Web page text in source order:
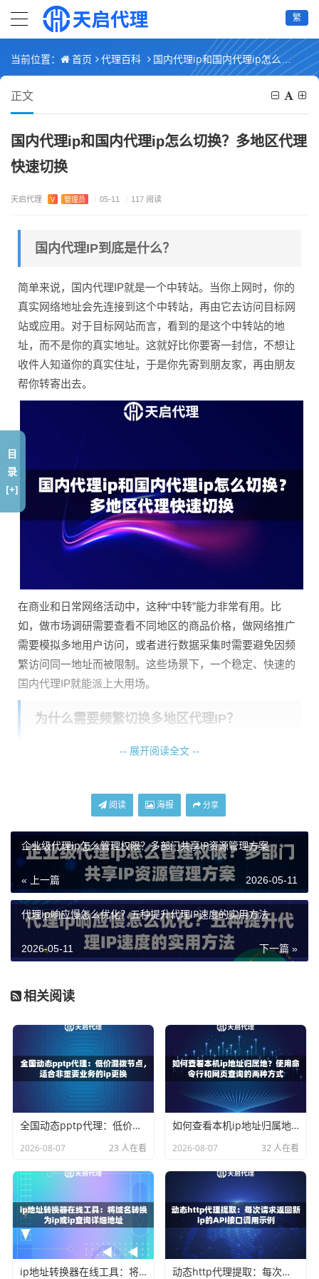
繁
当前位置： 首页 代理百科 国内代理ip和国内代理ip怎么切换？多地区代理快速切换
正文
国内代理ip和国内代理ip怎么切换？多地区代理
快速切换
天启代理 V 管理员 / 05-11 / 117 阅读
国内代理IP到底是什么？
简单来说，国内代理IP就是一个中转站。当你上网时，你的
真实网络地址会先连接到这个中转站，再由它去访问目标网
站或应用。对于目标网站而言，看到的是这个中转站的地
址，而不是你的真实地址。这就好比你要寄一封信，不想让
收件人知道你的真实住址，于是你先寄到朋友家，再由朋友
帮你转寄出去。
在商业和日常网络活动中，这种“中转”能力非常有用。比
如，做市场调研需要查看不同地区的商品价格，做网络推广
需要模拟多地用户访问，或者进行数据采集时需要避免因频
繁访问同一地址而被限制。这些场景下，一个稳定、快速的
国内代理IP就能派上大用场。
为什么需要频繁切换多地区代理IP？
单一地区的IP地址在完成某些特定任务时，局限性会很快显
用户IP所在地，展示不同的内容、价格或服务。如果你想获
得全面、客观的信息，就必须模拟来自不同地区的访问。
另一个核心问题是“访问限制”。无论是出于安全考虑还是反
爬虫机制，网站对来自同一IP地址的频繁请求都非常敏感，
轻则要求验证，重则直接封禁。这时，通过切换不同地区、
不同线路的代理IP，可以有效分散请求，让操作行为看起来
更像来自全国各地的普通用户，从而大幅降低被识别和封锁
，保证业务流程的顺畅进行。
P效率极低，对于需要大量IP支持的业务来说完全不现实。
我们主要讨论通过API接口进行自动化切换的方法，这也是
目前最高效、最主流的解决方案。
其核心流程是：通过服务商提供的API接口，按需提取一个
或多个代理IP，然后在你的程序或脚本中设置使用这些IP。
当一个IP使用达到预设时间或完成特定任务后，再次调用API
获取新IP，循环往复。这个过程可以完全自动化，实现毫秒
级的切换速度。
一个优质的代理IP服务商会提供稳定、快速的API，并允许你
自定义提取参数，比如指定IP的存活时长、指定提取的地理
位置（城市级）、IP协议类型等。这让你能精准地控制IP
池，满足业务对地域、时效和稳定性的不同要求。
-- 展开阅读全文 --
阅读 海报 分享
企业级代理ip怎么管理权限？多部门共享IP资源管理方案
« 上一篇 2026-05-11
代理ip响应慢怎么优化？五种提升代理IP速度的实用方法
下一篇 »
2026-05-11
相关阅读
全国动态pptp代理：低价混拨节点，适合非重要业务的ip更换
2026-08-07 23 人在看
如何查看本机ip地址归属地？使用命令行和网页查询的两种方式
2026-08-07 32 人在看
ip地址转换器在线工具：将域名转换为ip或ip查询详细地址 动态http代理提取：每次请求返回新ip的API接口调用示例
目
录
[+]